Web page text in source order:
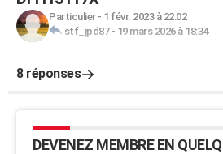
Particulier- 1 févr. 2023 à 22:02
stf_jpd87- 19 mars 2026 à 18:34
8 réponses
DEVENEZ MEMBRE EN